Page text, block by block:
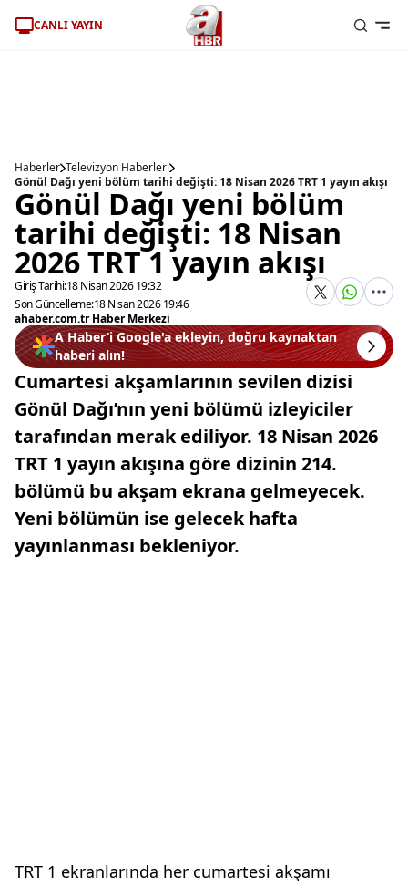
CANLI YAYIN
Haberler Televizyon Haberleri
Gönül Dağı yeni bölüm tarihi değişti: 18 Nisan 2026 TRT 1 yayın akışı
Gönül Dağı yeni bölüm
tarihi değişti: 18 Nisan
2026 TRT 1 yayın akışı
Giriş Tarihi:18 Nisan 2026 19:32
Son Güncelleme:18 Nisan 2026 19:46
ahaber.com.tr Haber Merkezi
A Haber’i Google'a ekleyin, doğru kaynaktan
haberi alın!
Cumartesi akşamlarının sevilen dizisi
Gönül Dağı’nın yeni bölümü izleyiciler
tarafından merak ediliyor. 18 Nisan 2026
TRT 1 yayın akışına göre dizinin 214.
bölümü bu akşam ekrana gelmeyecek.
Yeni bölümün ise gelecek hafta
yayınlanması bekleniyor.
TRT 1 ekranlarında her cumartesi akşamı